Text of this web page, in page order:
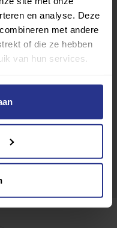
en analyse. Deze
met andere
of die ze hebben
van hun services.